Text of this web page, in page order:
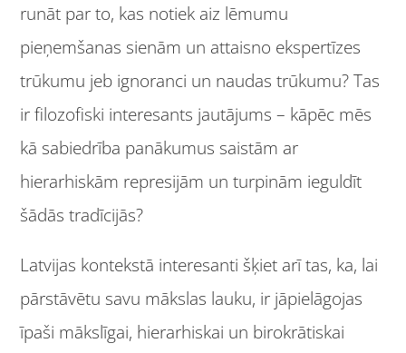
runāt par to, kas notiek aiz lēmumu
pieņemšanas sienām un attaisno ekspertīzes
trūkumu jeb ignoranci un naudas trūkumu? Tas
ir filozofiski interesants jautājums – kāpēc mēs
kā sabiedrība panākumus saistām ar
hierarhiskām represijām un turpinām ieguldīt
šādās tradīcijās?
Latvijas kontekstā interesanti šķiet arī tas, ka, lai
pārstāvētu savu mākslas lauku, ir jāpielāgojas
īpaši mākslīgai, hierarhiskai un birokrātiskai